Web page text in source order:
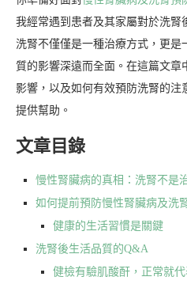
我經常遇到患者及其家屬對於洗腎
洗腎不僅僅是一種治療方式，更是
質的影響深遠而全面。在這篇文章
影響，以及如何有效預防洗腎的注
提供幫助。
文章目錄
慢性腎臟病的真相：洗腎不是
如何提前預防慢性腎臟病及洗
健康的生活習慣是關鍵
洗腎後生活品質的Q&A
健檢有驗肌酸酐，正常就